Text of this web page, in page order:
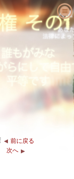
につ
は?
歴史
前に戻る
次へ